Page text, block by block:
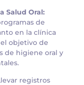
Salud Oral:
de
en la clínica
objetivo de
de higiene oral y
registros